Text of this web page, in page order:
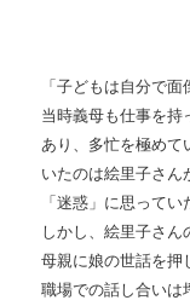
「子どもは自分で
当時義母も仕事を
あり、多忙を極めて
いたのは絵里子さん
「迷惑」に思ってい
しかし、絵里子さ
母親に娘の世話を押
職場での話し合いは